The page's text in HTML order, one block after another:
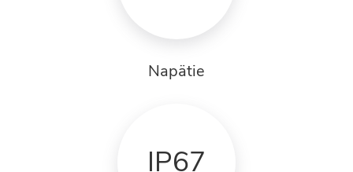
Napätie
IP67